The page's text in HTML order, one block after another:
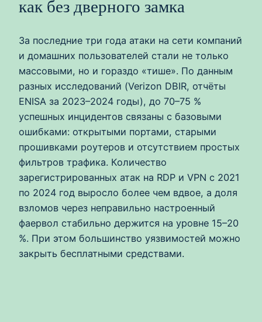
как без дверного замка
За последние три года атаки на сети компаний
и домашних пользователей стали не только
массовыми, но и гораздо «тише». По данным
разных исследований (Verizon DBIR, отчёты
ENISA за 2023–2024 годы), до 70–75 %
успешных инцидентов связаны с базовыми
ошибками: открытыми портами, старыми
прошивками роутеров и отсутствием простых
фильтров трафика. Количество
зарегистрированных атак на RDP и VPN с 2021
по 2024 год выросло более чем вдвое, а доля
взломов через неправильно настроенный
фаервол стабильно держится на уровне 15–20
%. При этом большинство уязвимостей можно
закрыть бесплатными средствами.